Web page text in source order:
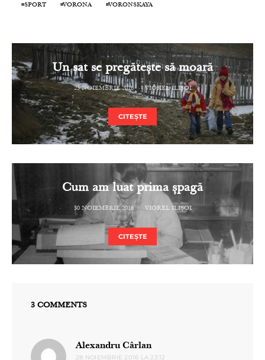
SPORT VORONA VORONSKAYA
Un sat se pregătește să moară
25 NOIEMBRIE 2016 VIOREL ILIȘOI
CITEȘTE
Cum am luat prima șpagă
30 NOIEMBRIE 2016 VIOREL ILIȘOI
CITEȘTE
3 COMMENTS
Alexandru Cârlanspune:
28 NOIEMBRIE 2016 LA 23:12